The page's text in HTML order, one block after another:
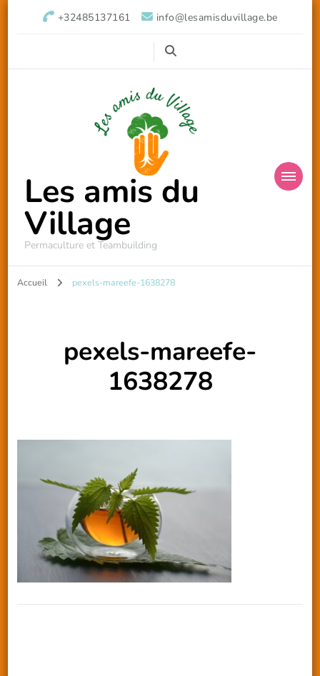
+32485137161 info@lesamisduvillage.be
Les amis du
Village
Permaculture et Teambuilding
Accueil pexels-mareefe-1638278
pexels-mareefe-
1638278